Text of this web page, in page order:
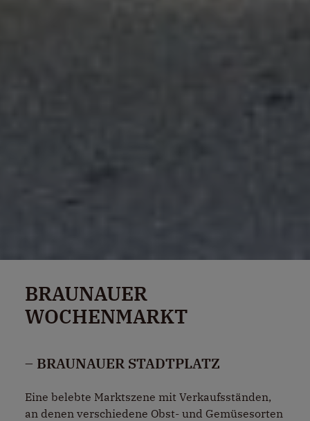
BRAUNAUER
WOCHENMARKT
– BRAUNAUER STADTPLATZ
Eine belebte Marktszene mit Verkaufsständen,
an denen verschiedene Obst- und Gemüsesorten